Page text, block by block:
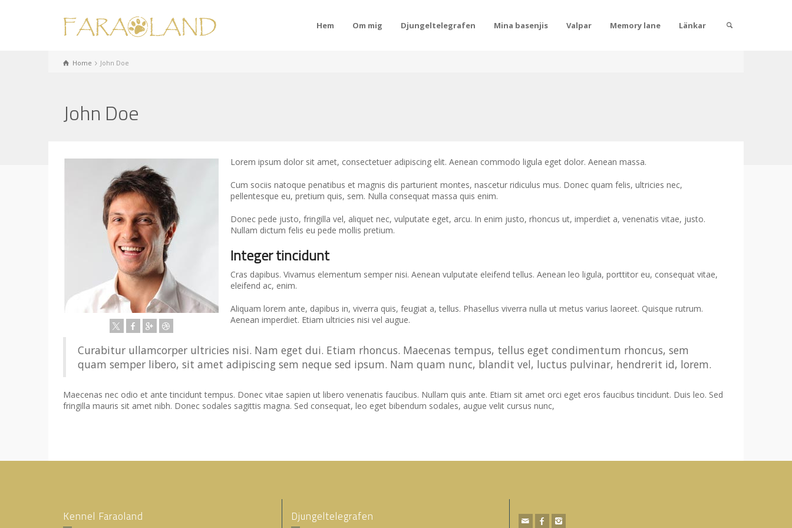
Hem Om mig Djungeltelegrafen Mina basenjis Valpar Memory lane Länkar
Home John Doe
John Doe
Lorem ipsum dolor sit amet, consectetuer adipiscing elit. Aenean commodo ligula eget dolor. Aenean massa.
Cum sociis natoque penatibus et magnis dis parturient montes, nascetur ridiculus mus. Donec quam felis, ultricies nec,
pellentesque eu, pretium quis, sem. Nulla consequat massa quis enim.
Donec pede justo, fringilla vel, aliquet nec, vulputate eget, arcu. In enim justo, rhoncus ut, imperdiet a, venenatis vitae, justo.
Nullam dictum felis eu pede mollis pretium.
Integer tincidunt
Cras dapibus. Vivamus elementum semper nisi. Aenean vulputate eleifend tellus. Aenean leo ligula, porttitor eu, consequat vitae,
eleifend ac, enim.
Aliquam lorem ante, dapibus in, viverra quis, feugiat a, tellus. Phasellus viverra nulla ut metus varius laoreet. Quisque rutrum.
Aenean imperdiet. Etiam ultricies nisi vel augue.
Curabitur ullamcorper ultricies nisi. Nam eget dui. Etiam rhoncus. Maecenas tempus, tellus eget condimentum rhoncus, sem
quam semper libero, sit amet adipiscing sem neque sed ipsum. Nam quam nunc, blandit vel, luctus pulvinar, hendrerit id, lorem.
Maecenas nec odio et ante tincidunt tempus. Donec vitae sapien ut libero venenatis faucibus. Nullam quis ante. Etiam sit amet orci eget eros faucibus tincidunt. Duis leo. Sed
fringilla mauris sit amet nibh. Donec sodales sagittis magna. Sed consequat, leo eget bibendum sodales, augue velit cursus nunc,
Kennel Faraoland Djungeltelegrafen